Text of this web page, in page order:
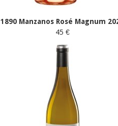
1890 Manzanos Rosé Magnum
45 €